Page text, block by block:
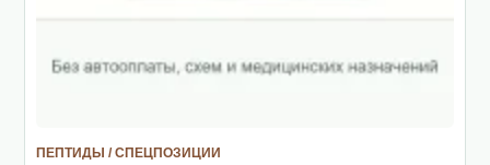
ПЕПТИДЫ / СПЕЦПОЗИЦИИ